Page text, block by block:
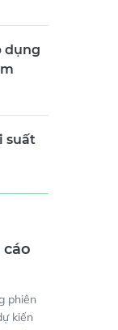
suất
kiến
duy